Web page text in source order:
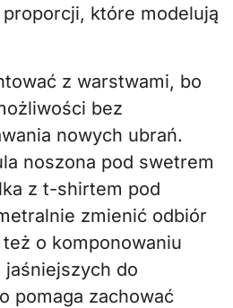
które modelują
z warstwami, bo
bez
nowych ubrań.
noszona pod swetrem
z t-shirtem pod
zmienić odbiór
o komponowaniu
do
pomaga zachować